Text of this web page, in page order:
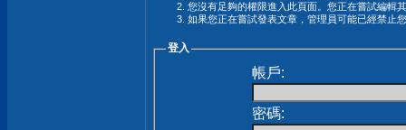
您沒有足夠的權限進入此頁面。您正在嘗試編輯
如果您正在嘗試發表文章，管理員可能已經禁止
登入
帳戶:
密碼: